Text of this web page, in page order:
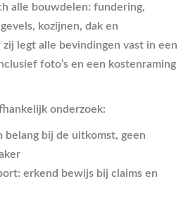
alle bouwdelen: fundering,
kozijnen, dak en
legt alle bevindingen vast in een
foto’s en een kostenraming
onderzoek:
belang bij de uitkomst, geen
: erkend bewijs bij claims en